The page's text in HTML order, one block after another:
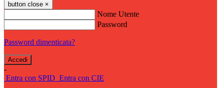
button close ×
Nome Utente
Password
Password dimenticata?
-
Entra con SPID Entra con CIE